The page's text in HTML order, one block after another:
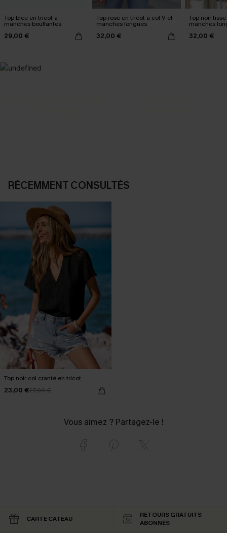
Top bleu en tricot à
manches bouffantes
29,00 €
Top rose en tricot à col V et
manches longues
32,00 €
Top noir
manches
32,00 €
RÉCEMMENT CONSULTÉS
Top noir col cranté en tricot
23,00 €27,00 €
Vous aimez ? Partagez-le !
CARTE CATEAU
RETOURS GRATUITS
ABONNÉS